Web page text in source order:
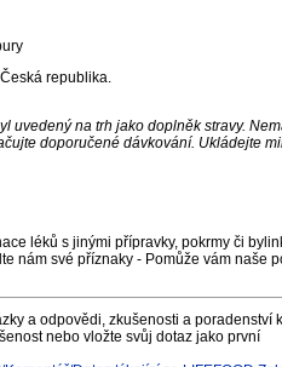
Česká republika.
uvedený na trh jako doplněk stravy.
doporučené dávkování. Ukládejte
léků s jinými přípravky, pokrmy či
nám své příznaky - Pomůže vám naše
a odpovědi, zkušenosti a
nebo vložte svůj dotaz jako první